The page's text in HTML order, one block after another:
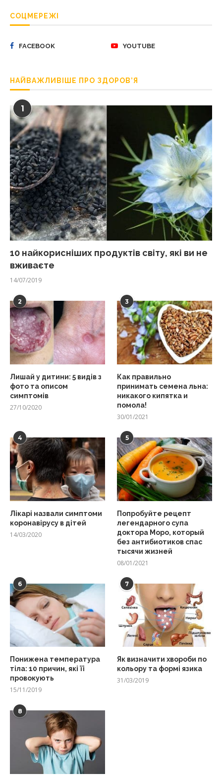
СОЦМЕРЕЖІ
FACEBOOK YOUTUBE
НАЙВАЖЛИВІШЕ ПРО ЗДОРОВ’Я
1
10 найкорисніших продуктів світу, які ви не
вживаєте
14/07/2019
2
Лишай у дитини: 5 видів з
фото та описом
симптомів
27/10/2020
3
Как правильно
принимать семена льна:
никакого кипятка и
помола!
30/01/2021
4
Лікарі назвали симптоми
коронавірусу в дітей
14/03/2020
5
Попробуйте рецепт
легендарного супа
доктора Моро, который
без антибиотиков спас
тысячи жизней
08/01/2021
6
Понижена температура
тіла: 10 причин, які її
провокують
15/11/2019
7
Як визначити хвороби по
кольору та формі язика
31/03/2019
8